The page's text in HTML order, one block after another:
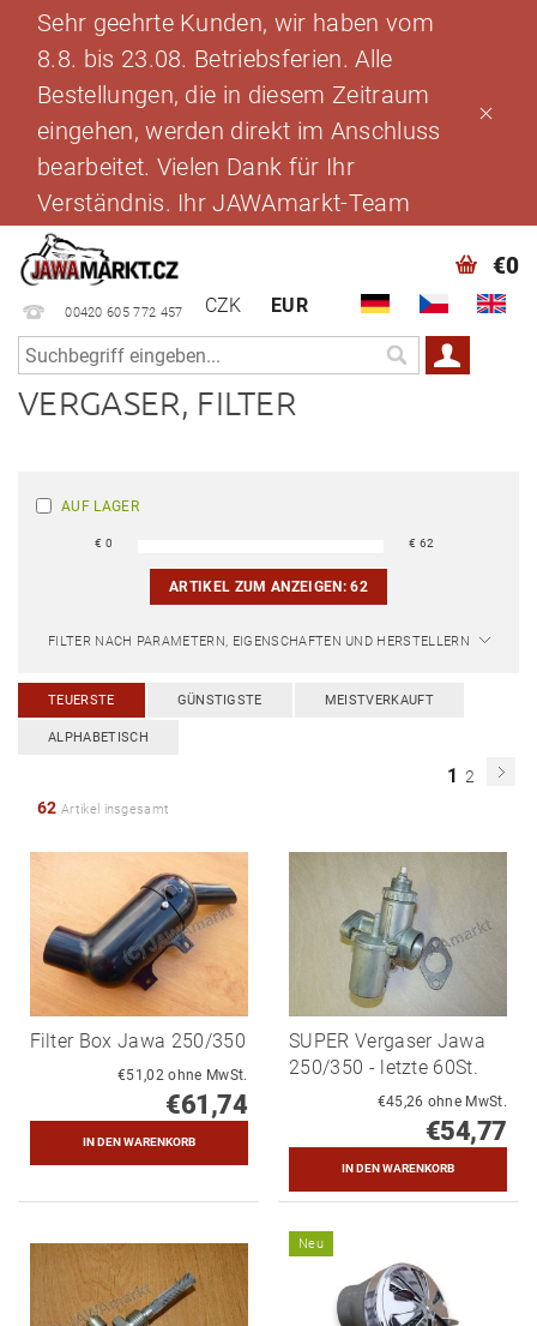
Sehr geehrte Kunden, wir haben vom
8.8. bis 23.08. Betriebsferien. Alle
Bestellungen, die in diesem Zeitraum
eingehen, werden direkt im Anschluss
bearbeitet. Vielen Dank für Ihr
Verständnis. Ihr JAWAmarkt-Team
00420 605 772 457 CZK EUR
€0
VERGASER, FILTER
AUF LAGER
€0 € 62
ARTIKEL ZUM ANZEIGEN:62
FILTER NACH PARAMETERN, EIGENSCHAFTEN UND HERSTELLERN
TEUERSTE GÜNSTIGSTE MEISTVERKAUFT
ALPHABETISCH
1 2
62 Artikel insgesamt
Filter Box Jawa 250/350
€51,02 ohne MwSt.
€61,74
SUPER Vergaser Jawa
250/350 - letzte 60St.
€45,26 ohne MwSt.
€54,77
Neu